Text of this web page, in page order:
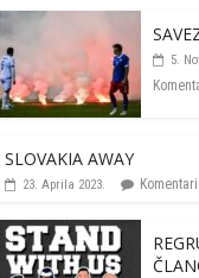
5.
SLOVAKIA AWAY
23. Aprila 2023.